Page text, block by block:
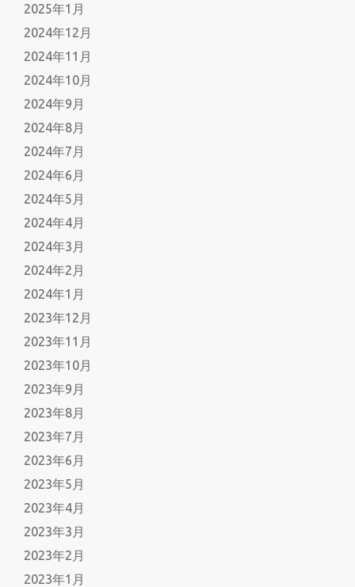
2025年1月
2024年12月
2024年11月
2024年10月
2024年9月
2024年8月
2024年7月
2024年6月
2024年5月
2024年4月
2024年3月
2024年2月
2024年1月
2023年12月
2023年11月
2023年10月
2023年9月
2023年8月
2023年7月
2023年6月
2023年5月
2023年4月
2023年3月
2023年2月
2023年1月